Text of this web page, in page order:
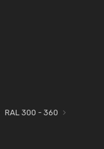
RAL 300 - 360